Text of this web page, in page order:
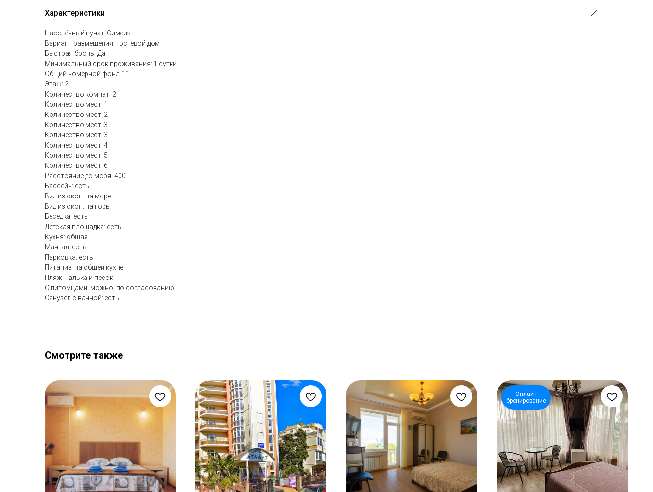
Характеристики
Населённый пункт: Симеиз
Вариант размещения: гостевой дом
Быстрая бронь: Да
Минимальный срок проживания: 1 сутки
Общий номерной фонд: 11
Этаж: 2
Количество комнат: 2
Количество мест: 1
Количество мест: 2
Количество мест: 3
Количество мест: 3
Количество мест: 4
Количество мест: 5
Количество мест: 6
Расстояние до моря: 400
Бассейн: есть
Вид из окон: на море
Вид из окон: на горы
Беседка: есть
Детская площадка: есть
Кухня: общая
Мангал: есть
Парковка: есть
Питание: на общей кухне
Пляж: Галька и песок
С питомцами: можно, по согласованию
Санузел с ванной: есть
Смотрите также
Онлайн
бронирование